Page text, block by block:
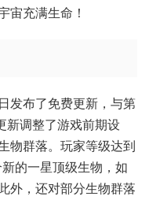
宙充满生命！
发布了免费更新，与第
新调整了游戏前期设
物群落。玩家等级达到
的一星顶级生物，如
外，还对部分生物群落